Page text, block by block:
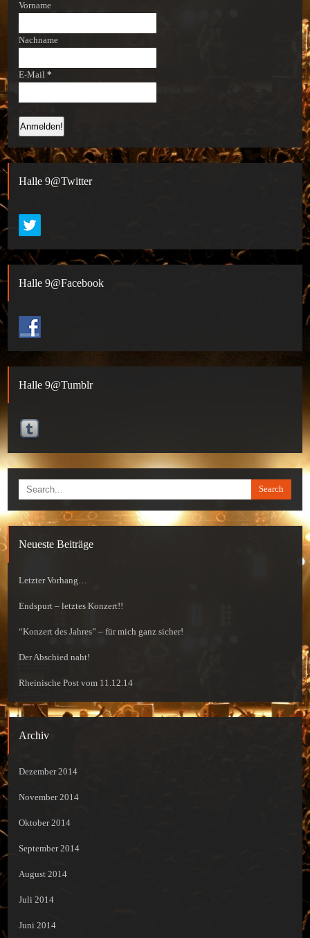
Vorname
Nachname
E-Mail *
Halle 9@Twitter
Halle 9@Facebook
Halle 9@Tumblr
Search
Neueste Beiträge
Letzter Vorhang…
Endspurt – letztes Konzert!!
“Konzert des Jahres” – für mich ganz sicher!
Der Abschied naht!
Rheinische Post vom 11.12.14
Archiv
Dezember 2014
November 2014
Oktober 2014
September 2014
August 2014
Juli 2014
Juni 2014